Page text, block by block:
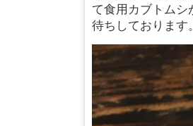
て食用カブトム
待ちしております